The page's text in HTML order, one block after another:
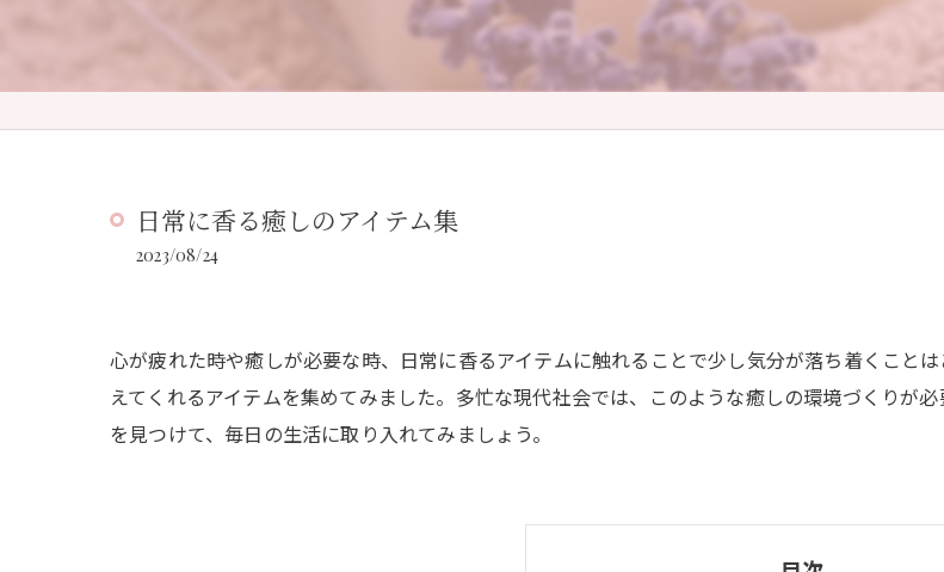
日常に香る癒しのアイテム集
2023/08/24
心が疲れた時や癒しが必要な時、日常に香るアイテムに触れることで少し気分が落ち着くこと
えてくれるアイテムを集めてみました。多忙な現代社会では、このような癒しの環境づくりが
を見つけて、毎日の生活に取り入れてみましょう。